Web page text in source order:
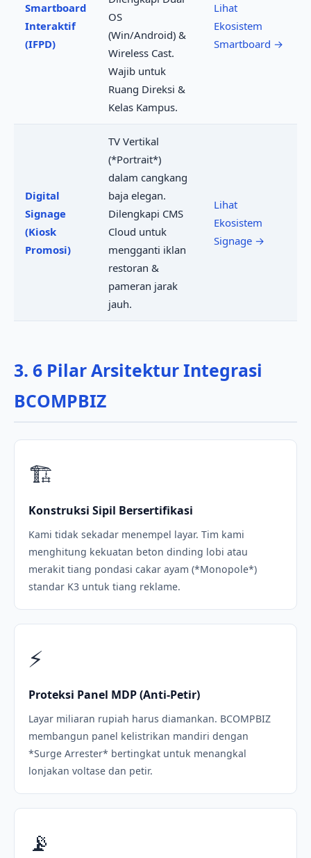
Smartboard
Interaktif
(IFPD)
OS
(Win/Android) &
Wireless Cast.
Wajib untuk
Ruang Direksi &
Kelas Kampus.
Lihat
Ekosistem
Smartboard →
Digital
Signage
(Kiosk
Promosi)
TV Vertikal
(*Portrait*)
dalam cangkang
baja elegan.
Dilengkapi CMS
Cloud untuk
mengganti iklan
restoran &
pameran jarak
jauh.
Lihat
Ekosistem
Signage →
3. 6 Pilar Arsitektur Integrasi
BCOMPBIZ
🏗️
Konstruksi Sipil Bersertifikasi
Kami tidak sekadar menempel layar. Tim kami
menghitung kekuatan beton dinding lobi atau
merakit tiang pondasi cakar ayam (*Monopole*)
standar K3 untuk tiang reklame.
⚡
Proteksi Panel MDP (Anti-Petir)
Layar miliaran rupiah harus diamankan. BCOMPBIZ
membangun panel kelistrikan mandiri dengan
*Surge Arrester* bertingkat untuk menangkal
lonjakan voltase dan petir.
📡